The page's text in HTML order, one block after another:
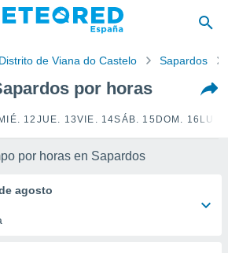
Distrito de Viana do Castelo Sapardos
por horas
MIÉ. 12 JUE. 13VIE. 14SÁB. 15 DOM. 16
por horas en Sapardos
agosto